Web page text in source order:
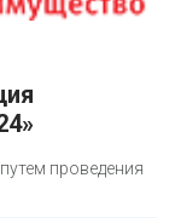
проведения